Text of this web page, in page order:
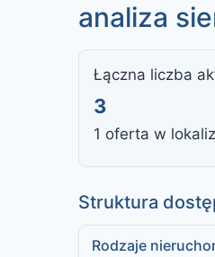
analiza
Łączna liczba
3
1 oferta w
Struktura
Rodzaje